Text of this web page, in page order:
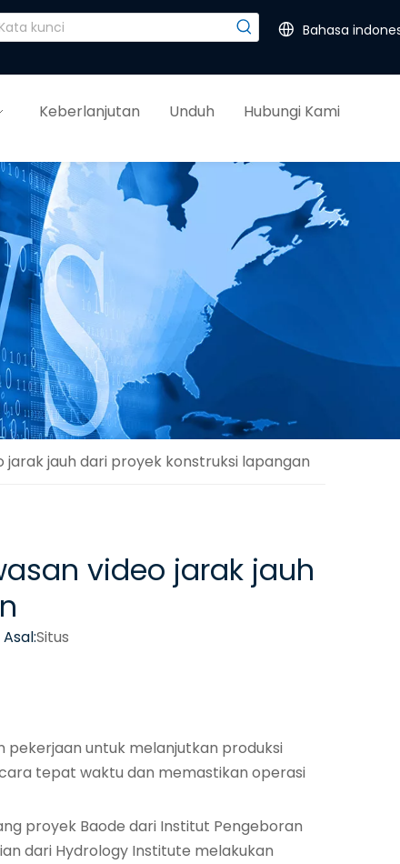
Bahasa
Keberlanjutan Unduh Hubungi Kami
jauh dari proyek konstruksi lapangan
video jarak jauh
Situs
pekerjaan untuk melanjutkan produksi
tepat waktu dan memastikan operasi
proyek Baode dari Institut Pengeboran
dari Hydrology Institute melakukan